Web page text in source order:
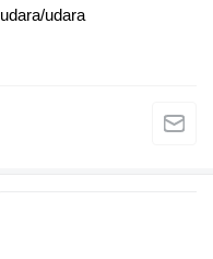
udara/udara